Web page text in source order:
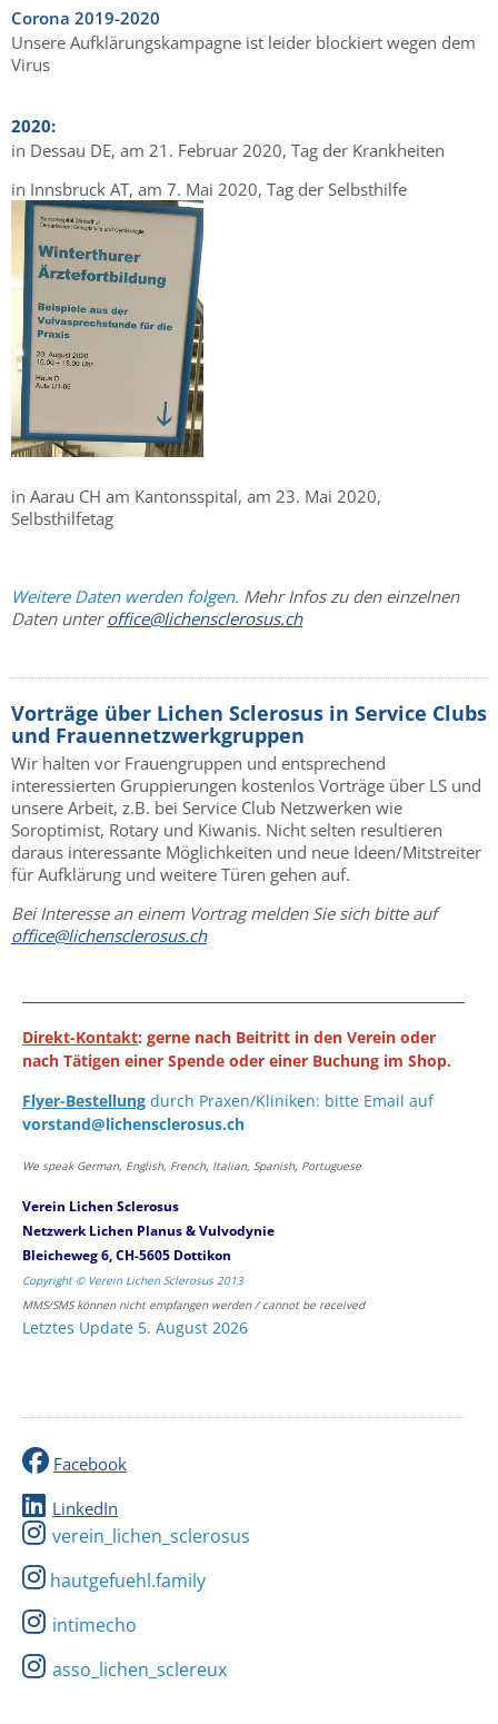
Corona 2019-2020
Unsere Aufklärungskampagne ist leider blockiert wegen dem
Virus
2020:
in Dessau DE, am 21. Februar 2020, Tag der Krankheiten
in Innsbruck AT, am 7. Mai 2020, Tag der Selbsthilfe
in Aarau CH am Kantonsspital, am 23. Mai 2020,
Selbsthilfetag
Weitere Daten werden folgen. Mehr Infos zu den einzelnen
Daten unteroffice@lichensclerosus.ch
Vorträge über Lichen Sclerosus in Service Clubs
und Frauennetzwerkgruppen
Wir halten vor Frauengruppen und entsprechend
interessierten Gruppierungen kostenlos Vorträge über LS und
unsere Arbeit, z.B. bei Service Club Netzwerken wie
Soroptimist, Rotary und Kiwanis. Nicht selten resultieren
daraus interessante Möglichkeiten und neue Ideen/Mitstreiter
für Aufklärung und weitere Türen gehen auf.
Bei Interesse an einem Vortrag melden Sie sich bitte auf
office@lichensclerosus.ch
Direkt-Kontakt: gerne nach Beitritt in den Verein oder
nach Tätigen einer Spende oder einer Buchung im Shop.
Flyer-Bestellung durch Praxen/Kliniken: bitte Email auf
vorstand@lichensclerosus.ch
We speak German, English, French, Italian, Spanish, Portuguese
Verein Lichen Sclerosus
Netzwerk Lichen Planus & Vulvodynie
Bleicheweg 6, CH-5605 Dottikon
Copyright © Verein Lichen Sclerosus 2013
MMS/SMS können nicht empfangen werden / cannot be received
Letztes Update 5. August 2026
Facebook
LinkedIn
verein_lichen_sclerosus
hautgefuehl.family
intimecho
asso_lichen_sclereux